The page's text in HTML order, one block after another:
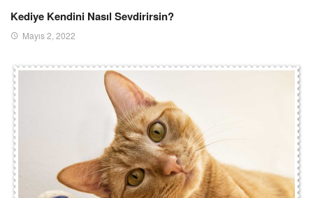
Kediye Kendini Nasıl Sevdirirsin?
Mayıs 2, 2022